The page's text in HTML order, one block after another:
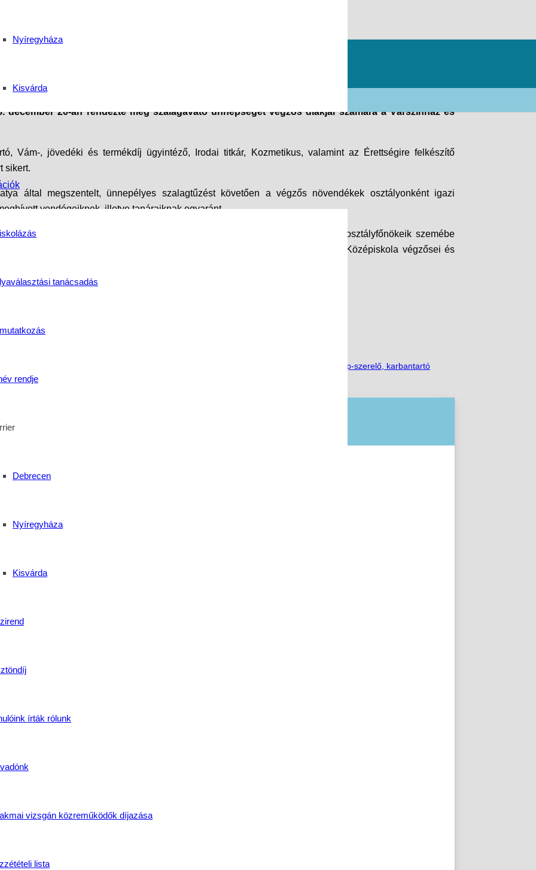
Nyíregyháza
Kisvárda
tanácsadás
rendje
Debrecen
Nyíregyháza
Kisvárda
írták rólunk
vizsgán közreműködők díjazása
lista
2018 december
20-án rendezte meg szalagavató ünnepségét végzős diákjai számára a Várszínház és
Vám-, jövedéki és termékdíj ügyintéző, Irodai titkár, Kozmetikus, valamint az Érettségire felkészítő
sikert.
által megszentelt, ünnepélyes szalagtűzést követően a végzős növendékek osztályonként igazi
vendégeiknek, illetve tanáraiknak egyaránt.
válogatott kis videó vetítésével zárták, melynek keretén belül sikerült osztályfőnökeik szemébe
ünnepséget tudhatnak maguk mögött a kisvárdai Szent Bazil Görögkatolikus Középiskola végzősei és
a diákokra vár. Ezúton kíván a tanári kar mindehhez kitartást és szorgalmat.
Számítógép-szerelő, karbantartó
ügyintéző képzés
erősödik a térség